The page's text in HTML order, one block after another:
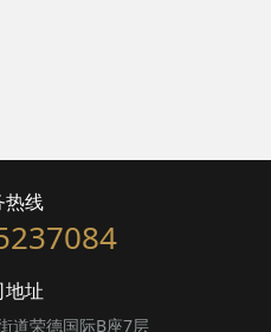
热线
地址
道荣德国际B座7层